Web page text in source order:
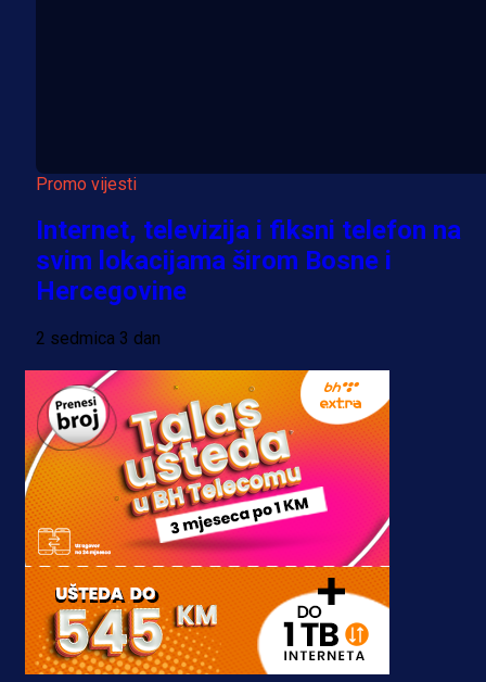
Promo vijesti
Internet, televizija i fiksni telefon na
svim lokacijama širom Bosne i
Hercegovine
2 sedmica 3 dan